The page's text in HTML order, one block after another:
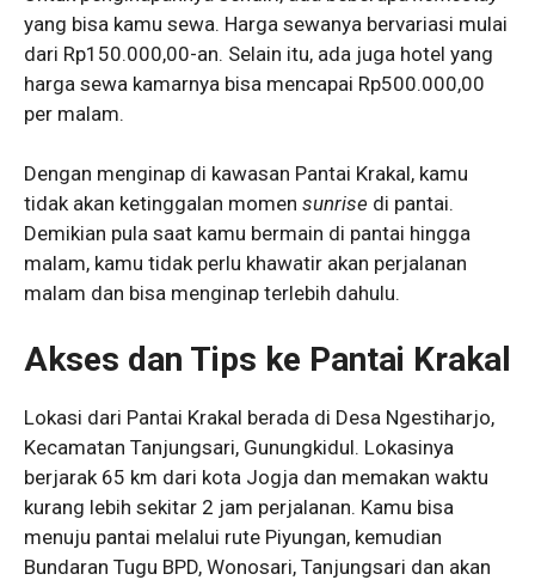
yang bisa kamu sewa. Harga sewanya bervariasi mulai
dari Rp150.000,00-an. Selain itu, ada juga hotel yang
harga sewa kamarnya bisa mencapai Rp500.000,00
per malam.
Dengan menginap di kawasan Pantai Krakal, kamu
tidak akan ketinggalan momen sunrise di pantai.
Demikian pula saat kamu bermain di pantai hingga
malam, kamu tidak perlu khawatir akan perjalanan
malam dan bisa menginap terlebih dahulu.
Akses dan Tips ke Pantai Krakal
Lokasi dari Pantai Krakal berada di Desa Ngestiharjo,
Kecamatan Tanjungsari, Gunungkidul. Lokasinya
berjarak 65 km dari kota Jogja dan memakan waktu
kurang lebih sekitar 2 jam perjalanan. Kamu bisa
menuju pantai melalui rute Piyungan, kemudian
Bundaran Tugu BPD, Wonosari, Tanjungsari dan akan